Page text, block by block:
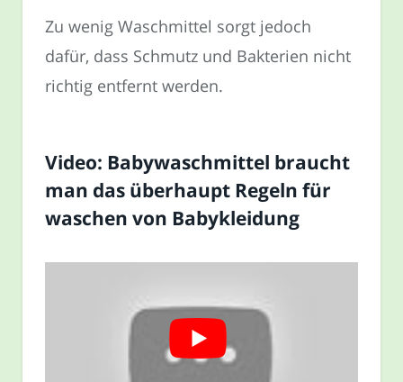
Zu wenig Waschmittel sorgt jedoch
dafür, dass Schmutz und Bakterien nicht
richtig entfernt werden.
Video: Babywaschmittel braucht
man das überhaupt Regeln für
waschen von Babykleidung